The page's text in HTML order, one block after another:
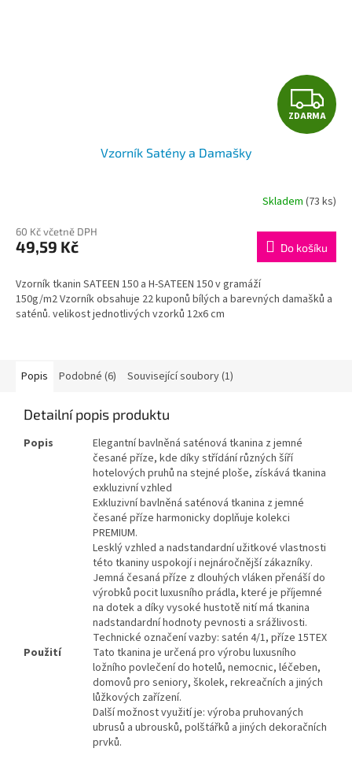
Z
D
R
M
A
ZDARMA
Vzorník Satény a Damašky
Skladem (73 ks)
60 Kč včetně DPH
49,59 Kč Do košíku
Vzorník tkanin SATEEN 150 a H-SATEEN 150 v gramáží
150g/m2 Vzorník obsahuje 22 kuponů bílých a barevných damašků a
saténů. velikost jednotlivých vzorků 12x6 cm
Popis Podobné (6) Související soubory (1)
Detailní popis produktu
Popis
Elegantní bavlněná saténová tkanina z jemné
česané příze, kde díky střídání různých šíří
hotelových pruhů na stejné ploše, získává tkanina
exkluzivní vzhled
Exkluzivní bavlněná saténová tkanina z jemné
česané příze harmonicky doplňuje kolekci
PREMIUM.
Lesklý vzhled a nadstandardní užitkové vlastnosti
této tkaniny uspokojí i nejnáročnější zákazníky.
Jemná česaná příze z dlouhých vláken přenáší do
výrobků pocit luxusního prádla, které je příjemné
na dotek a díky vysoké hustotě nití má tkanina
nadstandardní hodnoty pevnosti a srážlivosti.
Technické označení vazby: satén 4/1, příze 15TEX
Použití
Tato tkanina je určená pro výrobu luxusního
ložního povlečení do hotelů, nemocnic, léčeben,
domovů pro seniory, školek, rekreačních a jiných
lůžkových zařízení.
Další možnost využití je: výroba pruhovaných
ubrusů a ubrousků, polštářků a jiných dekoračních
prvků.